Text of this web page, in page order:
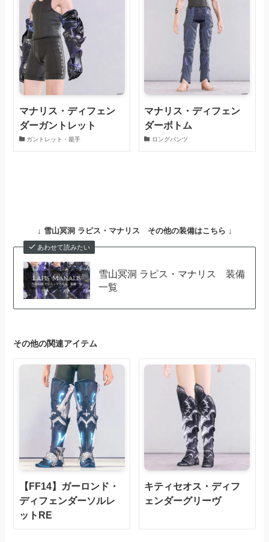
マナリス・ディフェン
ダーガントレット
ガントレット・籠手
マナリス・ディフェン
ダーボトム
ロングパンツ
↓ 雪山冥洞 ラピス・マナリス その他の装備はこちら ↓
あわせて読みたい
雪山冥洞 ラピス・マナリス 装備
一覧
その他の関連アイテム
【FF14】ガーロンド・
ディフェンダーソルレ
ットRE
キティセオス・ディフ
ェンダーグリーヴ